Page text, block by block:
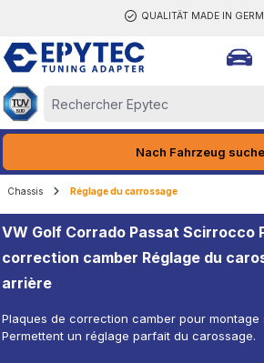
QUALITÄT MADE IN
Nach Fahrzeug
Chassis Réglage du carrossage
VW Golf Corrado Passat Scirrocco
correction camber Réglage du
arrière
Plaques de correction camber pour montage
Permettent un réglage parfait du carossage.